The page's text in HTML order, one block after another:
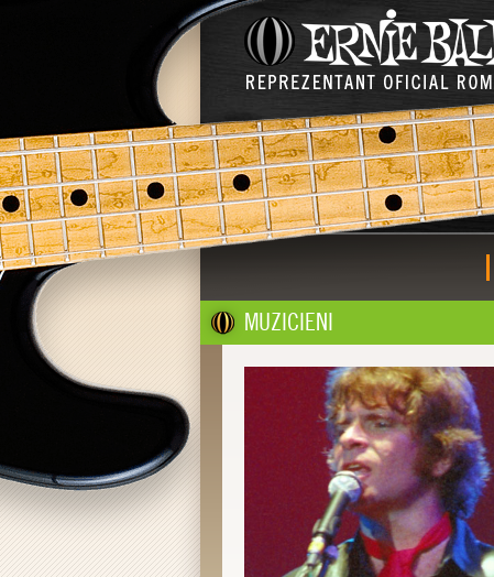
MUZICIENI